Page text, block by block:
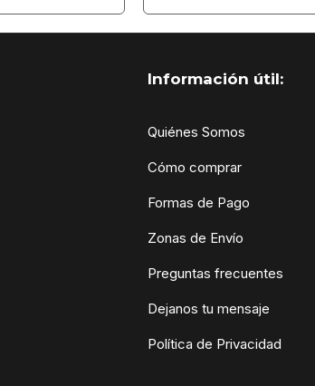
Información útil:
Quiénes Somos
Cómo comprar
Formas de Pago
Zonas de Envío
Preguntas frecuentes
Dejanos tu mensaje
Política de Privacidad